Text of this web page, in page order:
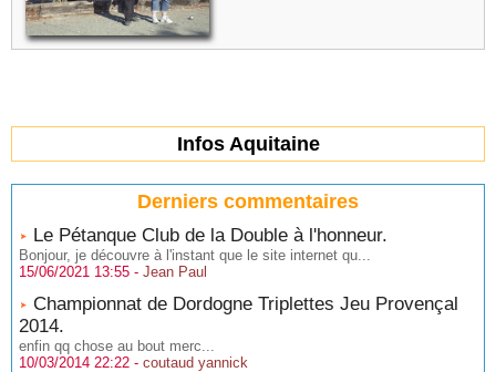
Infos Aquitaine
Derniers commentaires
Le Pétanque Club de la Double à l'honneur.
Bonjour, je découvre à l'instant que le site internet qu...
15/06/2021 13:55 - Jean Paul
Championnat de Dordogne Triplettes Jeu Provençal
2014.
enfin qq chose au bout merc...
10/03/2014 22:22 - coutaud yannick